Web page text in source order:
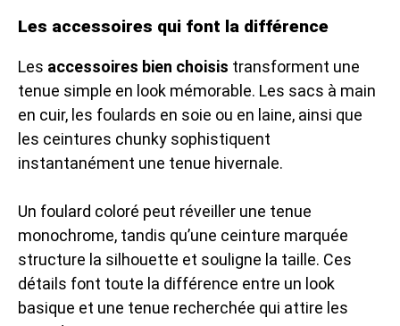
Les accessoires qui font la différence
Les accessoires bien choisis transforment une
tenue simple en look mémorable. Les sacs à main
en cuir, les foulards en soie ou en laine, ainsi que
les ceintures chunky sophistiquent
instantanément une tenue hivernale.
Un foulard coloré peut réveiller une tenue
monochrome, tandis qu’une ceinture marquée
structure la silhouette et souligne la taille. Ces
détails font toute la différence entre un look
basique et une tenue recherchée qui attire les